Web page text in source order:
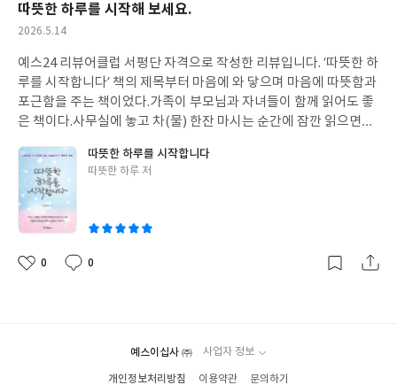
따뜻한 하루를 시작해 보세요.
작
일
2026.5.14
예스24 리뷰어클럽 서평단 자격으로 작성한 리뷰입니다. ‘따뜻한 하
루를 시작합니다’ 책의 제목부터 마음에 와 닿으며 마음에 따뜻함과
포근함을 주는 책이었다.가족이 부모님과 자녀들이 함께 읽어도 좋
은 책이다.사무실에 놓고 차(물) 한잔 마시는 순간에 잠깐 읽으면서
대로 읽지 않고 마음에 드는 제목을 선택하여 읽거나 아무 페이지나
펼쳐서 읽어도 부담없이 읽으면서 마음에 따뜻함과 행복을 전달해
줄 수 있는 내용이다.각 이야기 끝에는 오늘의 명언도 있어서 강의나
전달(지도)하는 입장에 있을 때 예화 등으로 활용하면 더 없이 좋을
를 하는 모습과 그 속에서 할머니의 지혜와 사랑을 깨닫는 손자이야
에는 한 시간에 하나,다음에는 매 순간에 하나,그러면 당신은 행복
의 비결을 터득하게 될 것이다. -오리슨 스웨트 마든- 100가지 이야
따뜻한 하루를 시작합니다
글
따뜻한 하루 저
좋
0
댓
0
작
예스이십사 ㈜ 사업자 정보
개인정보처리방침 이용약관 문의하기